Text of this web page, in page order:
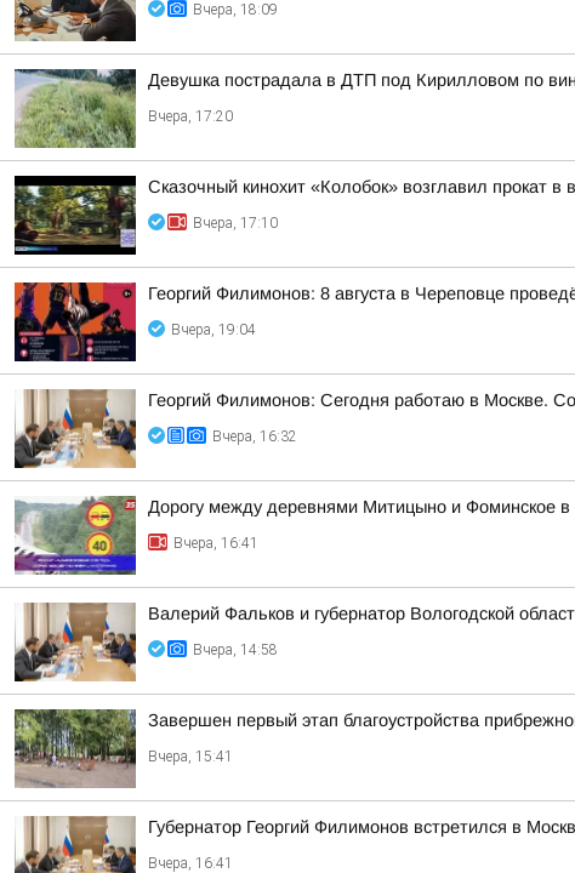
Вчера, 18:09
Девушка пострадала в ДТП под Кирилловом по
Вчера, 17:20
Сказочный кинохит «Колобок» возглавил прокат в
Вчера, 17:10
Георгий Филимонов: 8 августа в Череповце
Вчера, 19:04
Георгий Филимонов: Сегодня работаю в Москве.
Вчера, 16:32
Дорогу между деревнями Митицыно и Фоминское в
Вчера, 16:41
Валерий Фальков и губернатор Вологодской
Вчера, 14:58
Завершен первый этап благоустройства
Вчера, 15:41
Губернатор Георгий Филимонов встретился в
Вчера, 16:41